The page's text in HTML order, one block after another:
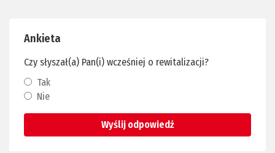
Ankieta
Czy słyszał(a) Pan(i) wcześniej o rewitalizacji?
Tak
Nie
Wyślij odpowiedź